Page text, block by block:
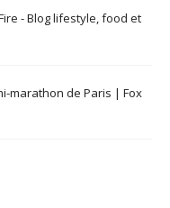
- Blog lifestyle, food et
marathon de Paris | Fox